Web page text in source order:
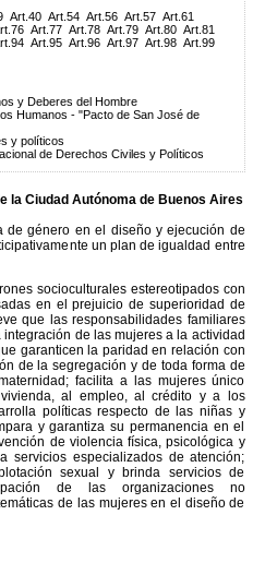
Art.40 Art.54 Art.56 Art.57 Art.61
Art.77 Art.78 Art.79 Art.80 Art.81
Art.95 Art.96 Art.97 Art.98 Art.99
y Deberes del Hombre
Humanos - "Pacto de San José de
y políticos
de Derechos Civiles y Políticos
la Ciudad Autónoma de Buenos Aires
de género en el diseño y ejecución de
un plan de igualdad entre
socioculturales estereotipados con
en el prejuicio de superioridad de
que las responsabilidades familiares
de las mujeres a la actividad
garanticen la paridad en relación con
de la segregación y de toda forma de
facilita a las mujeres único
al empleo, al crédito y a los
políticas respecto de las niñas y
y garantiza su permanencia en el
de violencia física, psicológica y
servicios especializados de atención;
sexual y brinda servicios de
de las organizaciones no
de las mujeres en el diseño de